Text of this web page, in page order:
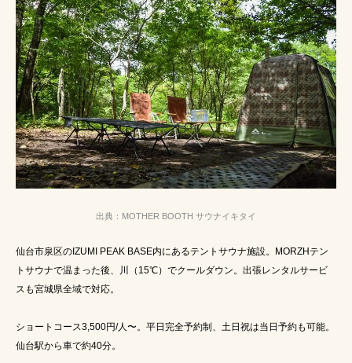
出典：MOTHER BOOTH サウナイキタイ
仙台市泉区のIZUMI PEAK BASE内にあるテントサウナ施設。MORZHテン
トサウナで温まった後、川（15℃）でクールダウン。出張レンタルサービ
スも宮城県全域で対応。
ショートコース3,500円/人〜。平日完全予約制、土日祝は当日予約も可能。
仙台駅から車で約40分。